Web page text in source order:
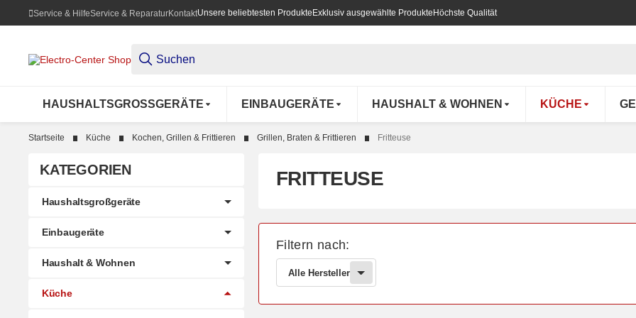
Service & HilfeService & ReparaturKontaktUnsere beliebtesten Produkte Exklusiv ausgewählte Produkte Höchste Qualität
HAUSHALTSGROSSGERÄTE EINBAUGERÄTE HAUSHALT & WOHNEN KÜCHE
Startseite Küche Kochen, Grillen & Frittieren Grillen, Braten & Frittieren Fritteuse
FRITTEUSE
Filtern nach:
Alle Hersteller
KATEGORIEN
Haushaltsgroßgeräte
Einbaugeräte
Haushalt & Wohnen
Küche